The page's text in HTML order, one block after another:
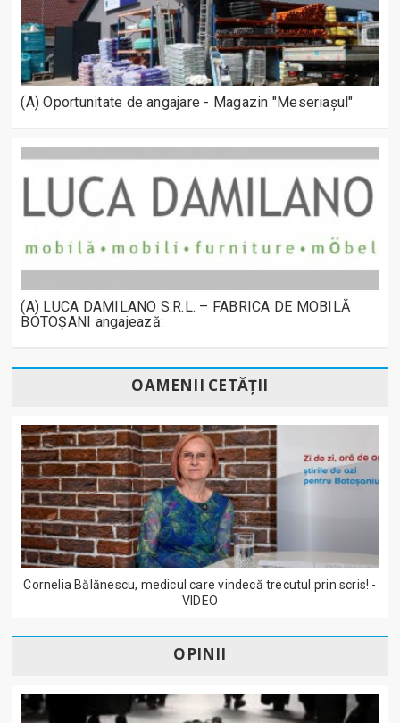
(A) Oportunitate de angajare - Magazin "Meseriașul"
(A) LUCA DAMILANO S.R.L. – FABRICA DE MOBILĂ
BOTOȘANI angajează:
OAMENII CETĂȚII
Cornelia Bălănescu, medicul care vindecă trecutul prin scris! -
VIDEO
OPINII